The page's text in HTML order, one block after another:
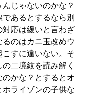
じゃないのかな？
あるとするなら別
対応は緩いと言わざ
のはカニ玉改めウ
すに違いない。そ
二境紋を読み解く
かな？とするとオ
ホライゾンの子供な